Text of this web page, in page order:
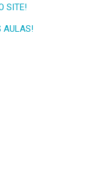
SITE!
AULAS!